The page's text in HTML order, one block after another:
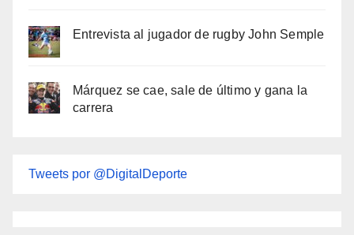
Entrevista al jugador de rugby John Semple
Márquez se cae, sale de último y gana la
carrera
Tweets por @DigitalDeporte